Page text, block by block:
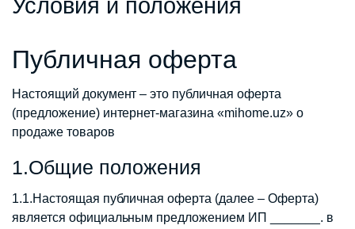
Условия и положения
Публичная оферта
Настоящий документ – это публичная оферта
(предложение) интернет-магазина «mihome.uz» о
продаже товаров
1.Общие положения
1.1.Настоящая публичная оферта (далее – Оферта)
является официальным предложением ИП _______. в